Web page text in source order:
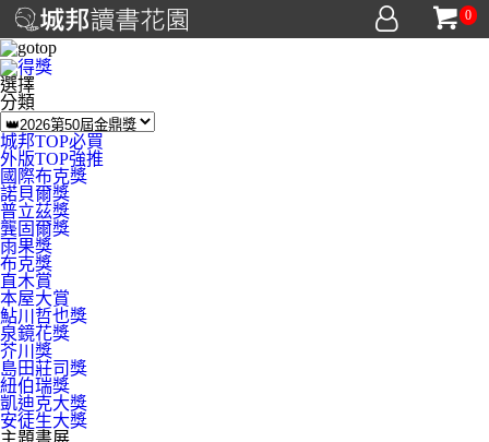
0
選擇
分類
城邦TOP必買
外版TOP強推
國際布克獎
諾貝爾獎
普立茲獎
龔固爾獎
雨果獎
布克獎
直木賞
本屋大賞
鮎川哲也獎
泉鏡花獎
芥川獎
島田莊司獎
紐伯瑞獎
凱迪克大獎
安徒生大獎
主題書展